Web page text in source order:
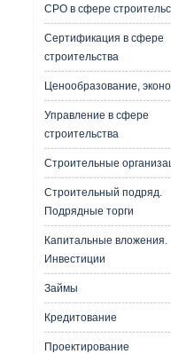
СРО в сфере
Сертификация в сфере
строительства
Ценообразование,
Управление в сфере
строительства
Строительные
Строительный подряд.
Подрядные торги
Капитальные вложения.
Инвестиции
Займы
Кредитование
Проектирование